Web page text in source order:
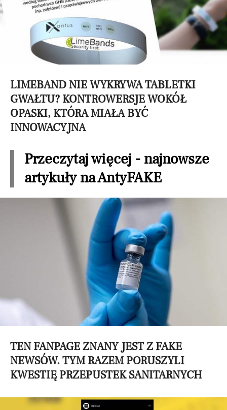
LIMEBAND NIE WYKRYWA TABLETKI
GWAŁTU? KONTROWERSJE WOKÓŁ
OPASKI, KTÓRA MIAŁA BYĆ
INNOWACYJNA
Przeczytaj więcej - najnowsze
artykuły na AntyFAKE
TEN FANPAGE ZNANY JEST Z FAKE
NEWSÓW. TYM RAZEM PORUSZYLI
KWESTIĘ PRZEPUSTEK SANITARNYCH